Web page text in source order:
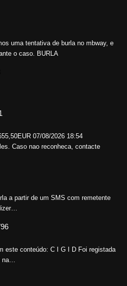
uma tentativa de burla no mbway, e
o caso. BURLA
07/08/2026 18:54
Caso nao reconheca, contacte
a partir de um SMS com remetente
este conteúdo: C I G I D Foi registada
na…